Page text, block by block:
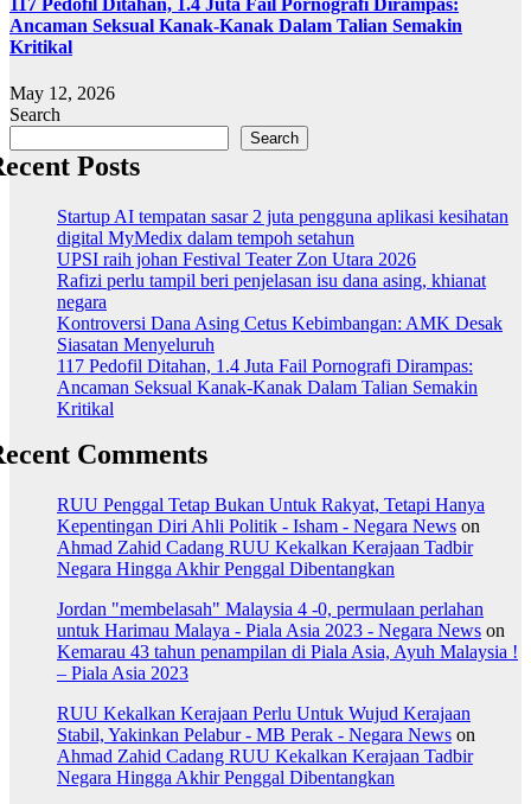
117 Pedofil Ditahan, 1.4 Juta Fail Pornografi Dirampas:
Ancaman Seksual Kanak-Kanak Dalam Talian Semakin
Kritikal
May 12, 2026
Search
Search
Posts
Startup AI tempatan sasar 2 juta pengguna aplikasi kesihatan
digital MyMedix dalam tempoh setahun
UPSI raih johan Festival Teater Zon Utara 2026
Rafizi perlu tampil beri penjelasan isu dana asing, khianat
negara
Kontroversi Dana Asing Cetus Kebimbangan: AMK Desak
Siasatan Menyeluruh
117 Pedofil Ditahan, 1.4 Juta Fail Pornografi Dirampas:
Ancaman Seksual Kanak-Kanak Dalam Talian Semakin
Kritikal
Comments
RUU Penggal Tetap Bukan Untuk Rakyat, Tetapi Hanya
Kepentingan Diri Ahli Politik - Isham - Negara News on
Ahmad Zahid Cadang RUU Kekalkan Kerajaan Tadbir
Negara Hingga Akhir Penggal Dibentangkan
Jordan "membelasah" Malaysia 4 -0, permulaan perlahan
untuk Harimau Malaya - Piala Asia 2023 - Negara News on
Kemarau 43 tahun penampilan di Piala Asia, Ayuh Malaysia !
– Piala Asia 2023
RUU Kekalkan Kerajaan Perlu Untuk Wujud Kerajaan
Stabil, Yakinkan Pelabur - MB Perak - Negara News on
Ahmad Zahid Cadang RUU Kekalkan Kerajaan Tadbir
Negara Hingga Akhir Penggal Dibentangkan